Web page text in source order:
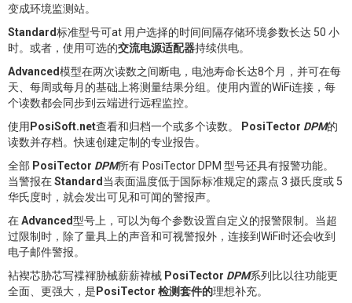
变成环境监测站。
Standard标准型号可at 用户选择的时间间隔存储环境参数长达 50 小
时。或者，使用可选的交流电源适配器持续供电。
Advanced模型在两次读数之间断电，电池寿命长达8个月，并可在每
天、每周或每月的基础上将测量结果分组。使用内置的WiFi连接，每
个读数都会同步到云端进行远程监控。
使用PosiSoft.net查看和归档一个或多个读数。 PosiTector DPM的
读数并存档。快速创建定制的专业报告。
全部 PosiTector DPM所有 PosiTector DPM 型号还具有报警功能。
当警报在Standard当表面温度低于国际标准规定的露点 3 摄氏度或 5
华氏度时，就会发出可见和可闻的警报声。
在Advanced型号上，可以为每个参数设置自定义的报警限制。当超
过限制时，除了量具上的声音和可视警报外，连接到WiFi时还会收到
电子邮件警报。
袩褉芯胁芯写褋褌胁械薪薪褘械 PosiTector DPM系列比以往功能更
全面、更强大，是PosiTector 检测套件的理想补充。